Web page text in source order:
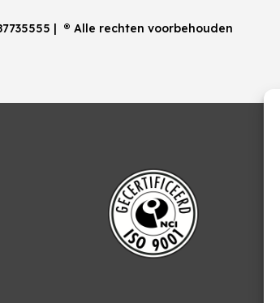
| ®Alle rechten voorbehouden